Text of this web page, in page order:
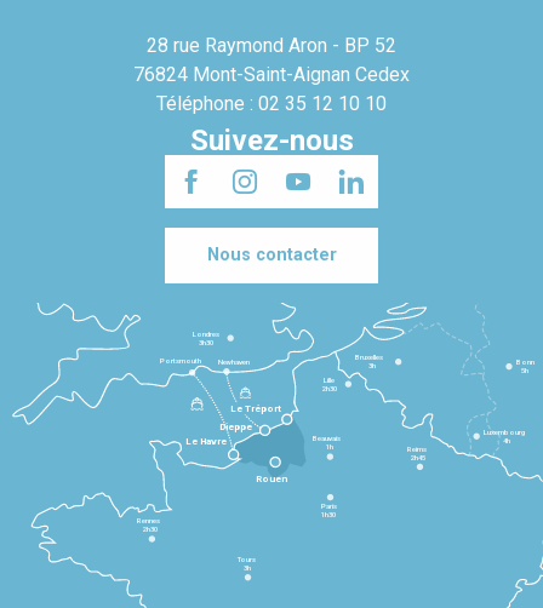
28 rue Raymond Aron - BP 52
76824 Mont-Saint-Aignan Cedex
Téléphone : 02 35 12 10 10
Suivez-nous
Nous contacter
Le Havre
Dieppe
Le Tréport
Rennes
2h30
Tours
3h
Paris
1h30
Beauvais
1h
Reims
2h45
Lille
2h30
Bruxelles
3h
Londres
3h30
Newhaven
Portsmouth
Bonn
5h
Luxembourg
4h
Rouen